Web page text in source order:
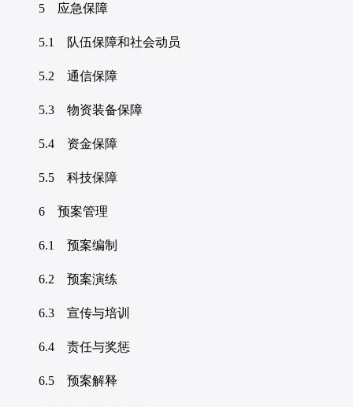
5 应急保障
5.1 队伍保障和社会动员
5.2 通信保障
5.3 物资装备保障
5.4 资金保障
5.5 科技保障
6 预案管理
6.1 预案编制
6.2 预案演练
6.3 宣传与培训
6.4 责任与奖惩
6.5 预案解释